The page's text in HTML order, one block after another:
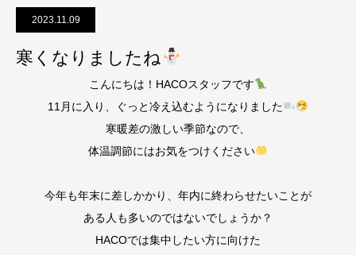
2023.11.09
寒くなりましたね
こんにちは！HACOスタッフです
11月に入り、ぐっと冷え込むようになりました
寒暖差の激しい季節なので、
体温調節にはお気をつけください
今年も年末に差しかかり、年内に終わらせたいことが
ある人も多いのではないでしょうか？
HACOでは集中したい方に向けた